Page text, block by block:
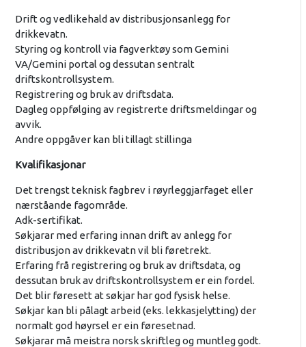
Drift og vedlikehald av distribusjonsanlegg for
drikkevatn.
Styring og kontroll via fagverktøy som Gemini
VA/Gemini portal og dessutan sentralt
driftskontrollsystem.
Registrering og bruk av driftsdata.
Dagleg oppfølging av registrerte driftsmeldingar og
avvik.
Andre oppgåver kan bli tillagt stillinga
Kvalifikasjonar
Det trengst teknisk fagbrev i røyrleggjarfaget eller
nærståande fagområde.
Adk-sertifikat.
Søkjarar med erfaring innan drift av anlegg for
distribusjon av drikkevatn vil bli føretrekt.
Erfaring frå registrering og bruk av driftsdata, og
dessutan bruk av driftskontrollsystem er ein fordel.
Det blir føresett at søkjar har god fysisk helse.
Søkjar kan bli pålagt arbeid (eks. lekkasjelytting) der
normalt god høyrsel er ein føresetnad.
Søkjarar må meistra norsk skriftleg og muntleg godt.